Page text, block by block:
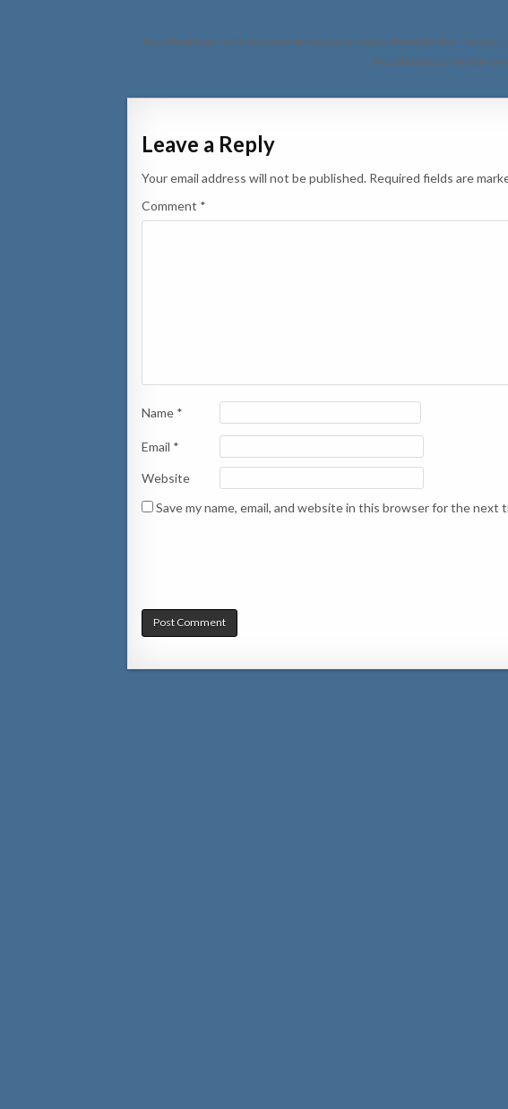
Post
← Accidente pa falta di preferencia na crusada Avenida Alo Tromp
Accidente cu hende
Leave a Reply
Your email address will not be published. Required fields are
Comment *
Name *
Email *
Website
Save my name, email, and website in this browser for the next